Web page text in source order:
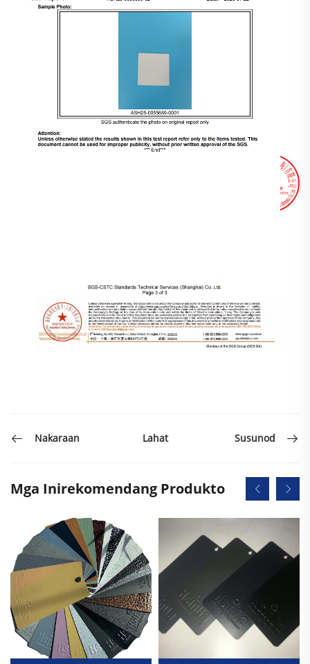
Nakaraan Lahat Susunod
Mga Inirekomendang Produkto